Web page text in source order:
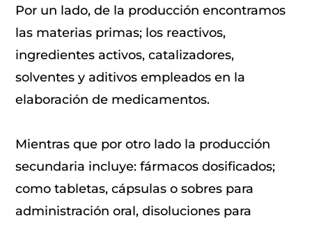
Por un lado, de la producción encontramos
las materias primas; los reactivos,
ingredientes activos, catalizadores,
solventes y aditivos empleados en la
elaboración de medicamentos.
Mientras que por otro lado la producción
secundaria incluye: fármacos dosificados;
como tabletas, cápsulas o sobres para
administración oral, disoluciones para